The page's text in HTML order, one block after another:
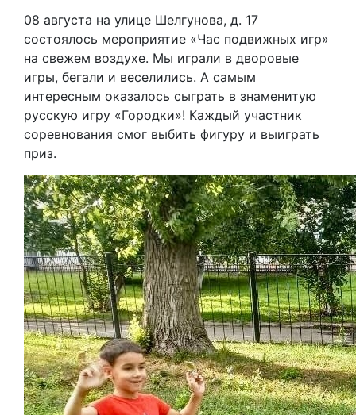
08 августа на улице Шелгунова, д. 17
состоялось мероприятие «Час подвижных игр»
на свежем воздухе. Мы играли в дворовые
игры, бегали и веселились. А самым
интересным оказалось сыграть в знаменитую
русскую игру «Городки»! Каждый участник
соревнования смог выбить фигуру и выиграть
приз.